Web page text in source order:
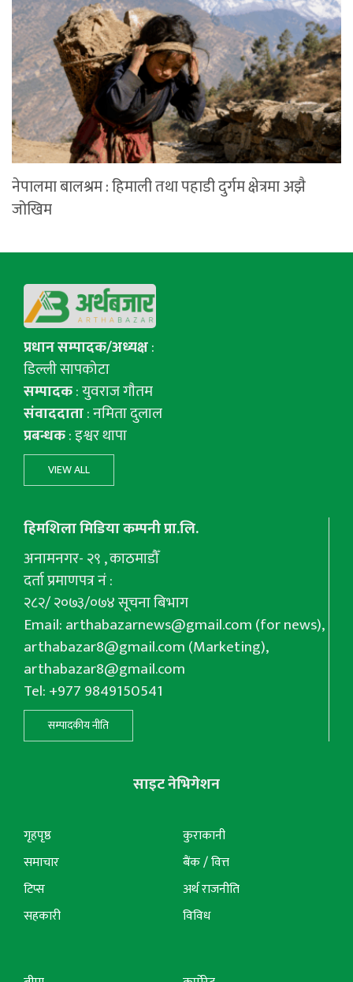
नेपालमा बालश्रम : हिमाली तथा पहाडी दुर्गम क्षेत्रमा अझै
जोखिम
प्रधान सम्पादक/अध्यक्ष:
डिल्ली सापकोटा
सम्पादक: युवराज गाैतम
संवाददाता: नमिता दुलाल
प्रबन्धक: इश्वर थापा
VIEW ALL
हिमशिला मिडिया कम्पनी प्रा.लि.
अनामनगर- २९ , काठमाडौँ
दर्ता प्रमाणपत्र नं :
२८२/ २०७३/०७४ सूचना बिभाग
Email:arthabazarnews@gmail.com(for news),
arthabazar8@gmail.com(Marketing),
arthabazar8@gmail.com
Tel: +977 9849150541
सम्पादकीय नीति
साइट नेभिगेशन
गृहपृष्ठ
समाचार
टिप्स
सहकारी
कुराकानी
बैंक / वित्त
अर्थ राजनीति
विविध